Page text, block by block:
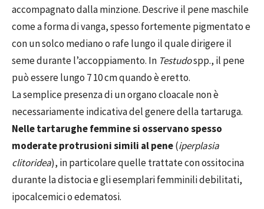
accompagnato dalla minzione. Descrive il pene maschile
come a forma di vanga, spesso fortemente pigmentato e
con un solco mediano o rafe lungo il quale dirigere il
seme durante l’accoppiamento. In Testudospp., il pene
può essere lungo 7 10 cm quando è eretto.
La semplice presenza di un organo cloacale non è
necessariamente indicativa del genere della tartaruga.
Nelle tartarughe femmine si osservano spesso
moderate protrusioni simili al pene(iperplasia
clitoridea), in particolare quelle trattate con ossitocina
durante la distocia e gli esemplari femminili debilitati,
ipocalcemici o edematosi.